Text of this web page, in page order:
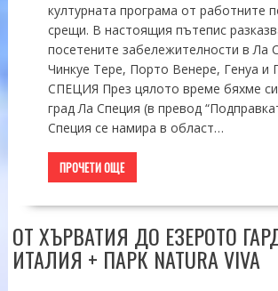
културната програма от работните
срещи. В настоящия пътепис
посетените забележителности в Ла
Чинкуе Тере, Порто Венере, Генуа и
СПЕЦИЯ През цялото време бяхме
град Ла Специя (в превод
Специя се намира в област…
ПРОЧЕТИ ОЩЕ
ОТ ХЪРВАТИЯ ДО ЕЗЕРОТО
ИТАЛИЯ + ПАРК NATURA VIVA